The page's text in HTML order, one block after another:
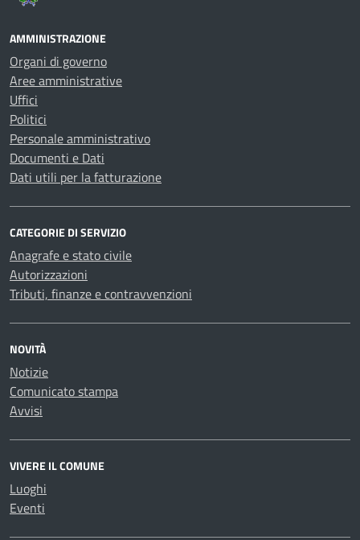
AMMINISTRAZIONE
Organi di governo
Aree amministrative
Uffici
Politici
Personale amministrativo
Documenti e Dati
Dati utili per la fatturazione
CATEGORIE DI SERVIZIO
Anagrafe e stato civile
Autorizzazioni
Tributi, finanze e contravvenzioni
NOVITÀ
Notizie
Comunicato stampa
Avvisi
VIVERE IL COMUNE
Luoghi
Eventi